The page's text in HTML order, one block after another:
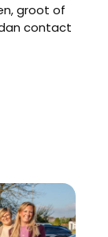
groot of
contact